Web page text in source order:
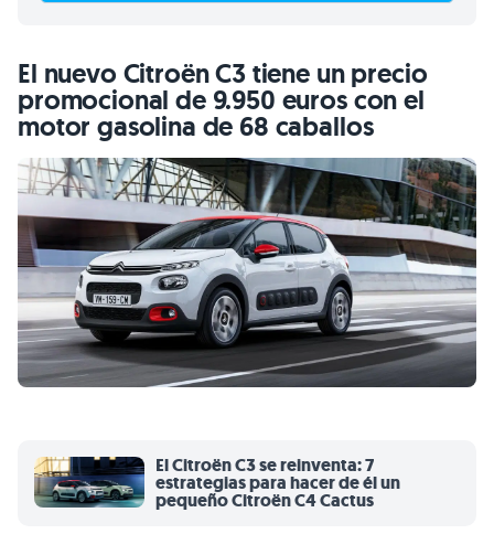
El nuevo Citroën C3 tiene un precio
promocional de 9.950 euros con el
motor gasolina de 68 caballos
El Citroën C3 se reinventa: 7
estrategias para hacer de él un
pequeño Citroën C4 Cactus